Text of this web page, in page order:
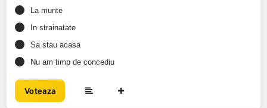
La munte
In strainatate
Sa stau acasa
Nu am timp de concediu
Voteaza